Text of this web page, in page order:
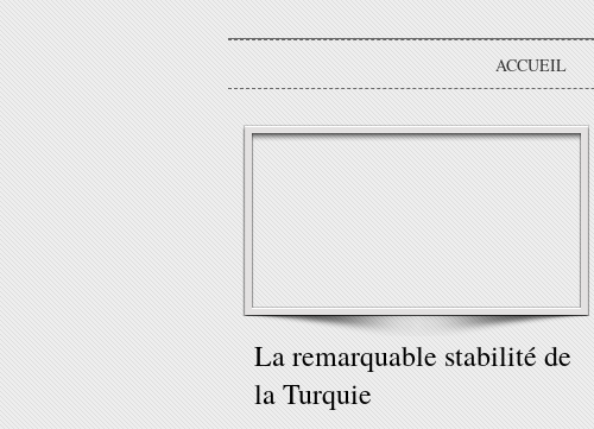
ACCUEIL
La remarquable stabilité de
la Turquie